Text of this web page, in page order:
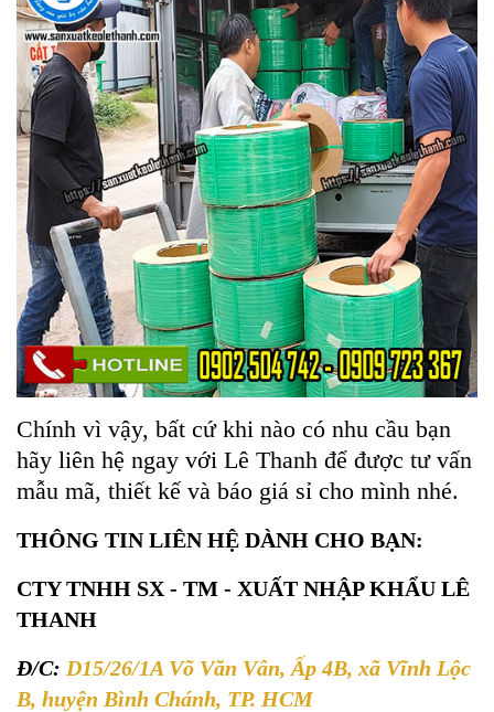
Chính vì vậy, bất cứ khi nào có nhu cầu bạn
hãy liên hệ ngay với Lê Thanh để được tư vấn
mẫu mã, thiết kế và báo giá sỉ cho mình nhé.
THÔNG TIN LIÊN HỆ DÀNH CHO BẠN:
CTY TNHH SX - TM - XUẤT NHẬP KHẨU LÊ
THANH
Đ/C: D15/26/1A Võ Văn Vân, Ấp 4B, xã Vĩnh Lộc
B, huyện Bình Chánh, TP. HCM